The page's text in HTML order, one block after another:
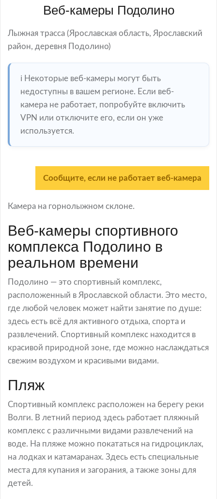
Веб-камеры Подолино
Лыжная трасса (Ярославская область, Ярославский
район, деревня Подолино)
ℹ️ Некоторые веб-камеры могут быть
недоступны в вашем регионе. Если веб-
камера не работает, попробуйте включить
VPN или отключите его, если он уже
используется.
Сообщите, если не работает веб-камера
Камера на горнолыжном склоне.
Веб-камеры спортивного
комплекса Подолино в
реальном времени
Подолино — это спортивный комплекс,
расположенный в Ярославской области. Это место,
где любой человек может найти занятие по душе:
здесь есть всё для активного отдыха, спорта и
развлечений. Спортивный комплекс находится в
красивой природной зоне, где можно наслаждаться
свежим воздухом и красивыми видами.
Пляж
Спортивный комплекс расположен на берегу реки
Волги. В летний период здесь работает пляжный
комплекс с различными видами развлечений на
воде. На пляже можно покататься на гидроциклах,
на лодках и катамаранах. Здесь есть специальные
места для купания и загорания, а также зоны для
детей.